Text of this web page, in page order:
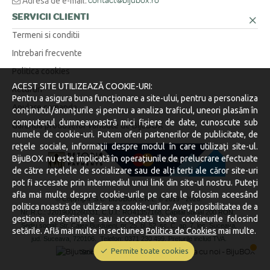
SERVICII CLIENTI
Termeni si conditii
Intrebari frecvente
Politica cookies
Retururi
Anulare comanda
Garantia produselor vandute de BijuBOX
© Copyright S.C. BIJUBOX S.R.L. © 2019 -2026.
Nr. R.C.: J2019001260331, C.U.I.: RO41357168, Capital social 200 RON.
Sediu social: Str. Calea Burdujeni, nr. 25, bl. 52, sc. C, ap. 7, loc. Suceava,
jud. Suceava, 720106.
Telefon: 0371 230 499. Preturile includ TVA.
Stocurile sunt afișate în timp real.
Permite toate cookies
ACEST SITE UTILIZEAZĂ COOKIE-URI:
Pentru a asigura buna funcționare a site-ului, pentru a personaliza
conținutul/anunțurile și pentru a analiza traficul, uneori plasăm în
computerul dumneavoastră mici fișiere de date, cunoscute sub
numele de cookie-uri. Putem oferi partenerilor de publicitate, de
rețele sociale, informații despre modul în care utilizați site-ul.
BijuBOX nu este implicată în operațiunile de prelucrare efectuate
de către rețelele de socializare sau de alți terti ale căror site-uri
pot fi accesate prin intermediul unui link din site-ul nostru. Puteți
afla mai multe despre cookie-urile pe care le folosim aceesând
politica noastră de utilziare a cookie-urilor. Aveți posibilitatea de a
gestiona preferințele sau acceptată toate cookieurile folosind
setările. Află mai multe in sectiunea Politica de Cookiesmai multe.